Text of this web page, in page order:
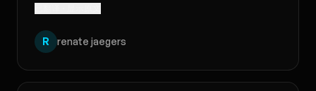
R renate jaegers